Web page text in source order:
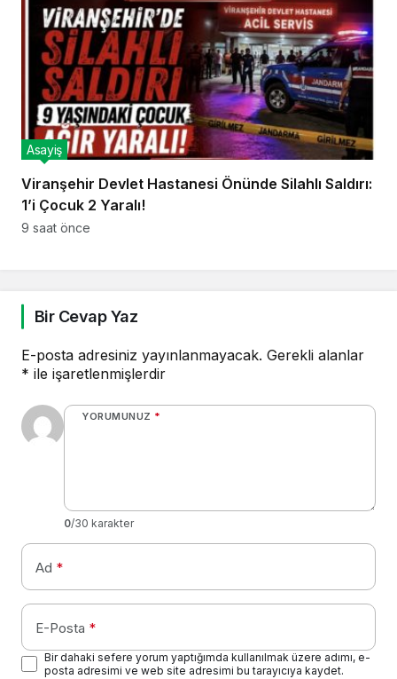
Viranşehir Devlet Hastanesi Önünde Silahlı Saldırı:
1’i Çocuk 2 Yaralı!
Asayiş
9 saat önce
Bir Cevap Yaz
E-posta adresiniz yayınlanmayacak. Gerekli alanlar
* ile işaretlenmişlerdir
YORUMUNUZ *
0/30 karakter
Ad *
E-Posta *
Bir dahaki sefere yorum yaptığımda kullanılmak üzere adımı, e-
posta adresimi ve web site adresimi bu tarayıcıya kaydet.